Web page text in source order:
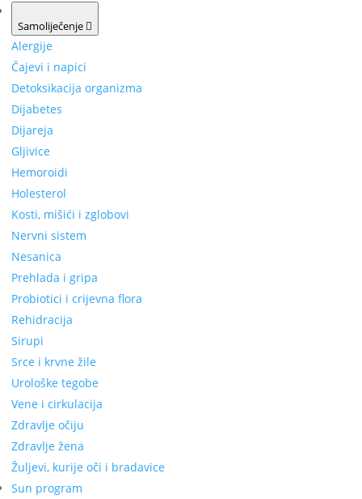
Samoliječenje
Alergije
Čajevi i napici
Detoksikacija organizma
Dijabetes
Dijareja
Gljivice
Hemoroidi
Holesterol
Kosti, mišići i zglobovi
Nervni sistem
Nesanica
Prehlada i gripa
Probiotici i crijevna flora
Rehidracija
Sirupi
Srce i krvne žile
Urološke tegobe
Vene i cirkulacija
Zdravlje očiju
Zdravlje žena
Žuljevi, kurije oči i bradavice
Sun program